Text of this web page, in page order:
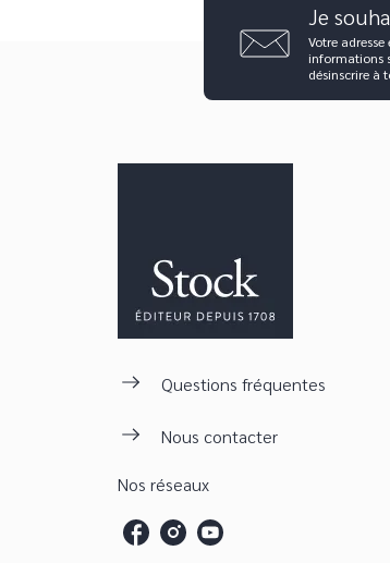
Je
Votre
informations
désinscrire à
Questions fréquentes
Nous contacter
Nos réseaux